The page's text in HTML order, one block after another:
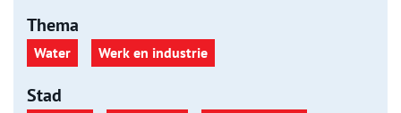
Thema
Water Werk en industrie
Stad